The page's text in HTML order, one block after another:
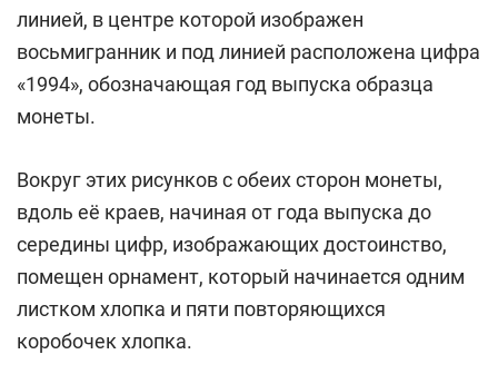
линией, в центре которой изображен
восьмигранник и под линией расположена цифра
«1994», обозначающая год выпуска образца
монеты.
Вокруг этих рисунков с обеих сторон монеты,
вдоль её краев, начиная от года выпуска до
середины цифр, изображающих достоинство,
помещен орнамент, который начинается одним
листком хлопка и пяти повторяющихся
коробочек хлопка.